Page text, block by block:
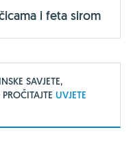
i feta sirom
SAVJETE,
UVJETE